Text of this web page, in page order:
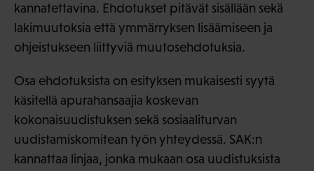
kannatettavina. Ehdotukset pitävät sisällään sekä
lakimuutoksia että ymmärryksen lisäämiseen ja
ohjeistukseen liittyviä muutosehdotuksia.
Osa ehdotuksista on esityksen mukaisesti syytä
käsitellä apurahansaajia koskevan
kokonaisuudistuksen sekä sosiaaliturvan
uudistamiskomitean työn yhteydessä. SAK:n
kannattaa linjaa, jonka mukaan osa uudistuksista